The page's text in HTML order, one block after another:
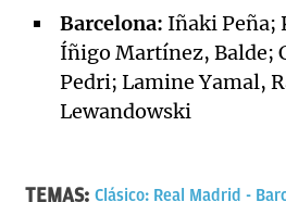
Barcelona: Iñaki Peña;
Íñigo Martínez, Balde;
Pedri; Lamine Yamal,
Lewandowski
TEMAS: Clásico: Real Madrid -